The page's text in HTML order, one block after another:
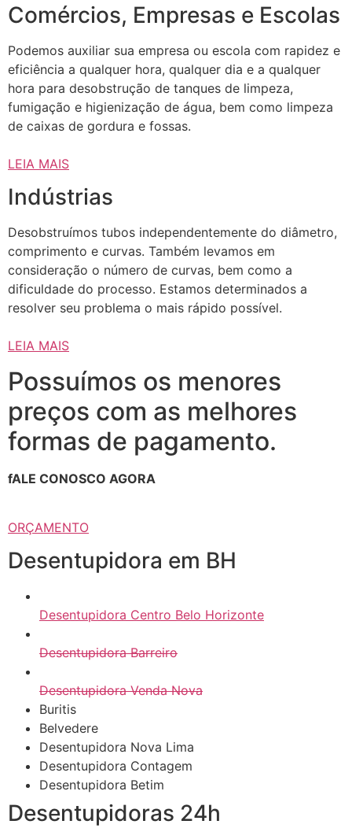
Comércios, Empresas e Escolas
Podemos auxiliar sua empresa ou escola com rapidez e
eficiência a qualquer hora, qualquer dia e a qualquer
hora para desobstrução de tanques de limpeza,
fumigação e higienização de água, bem como limpeza
de caixas de gordura e fossas.
LEIA MAIS
Indústrias
Desobstruímos tubos independentemente do diâmetro,
comprimento e curvas. Também levamos em
consideração o número de curvas, bem como a
dificuldade do processo. Estamos determinados a
resolver seu problema o mais rápido possível.
LEIA MAIS
Possuímos os menores
preços com as melhores
formas de pagamento.
fALE CONOSCO AGORA
ORÇAMENTO
Desentupidora em BH
Desentupidora Centro Belo Horizonte
Desentupidora Barreiro
Desentupidora Venda Nova
Buritis
Belvedere
Desentupidora Nova Lima
Desentupidora Contagem
Desentupidora Betim
Desentupidoras 24h